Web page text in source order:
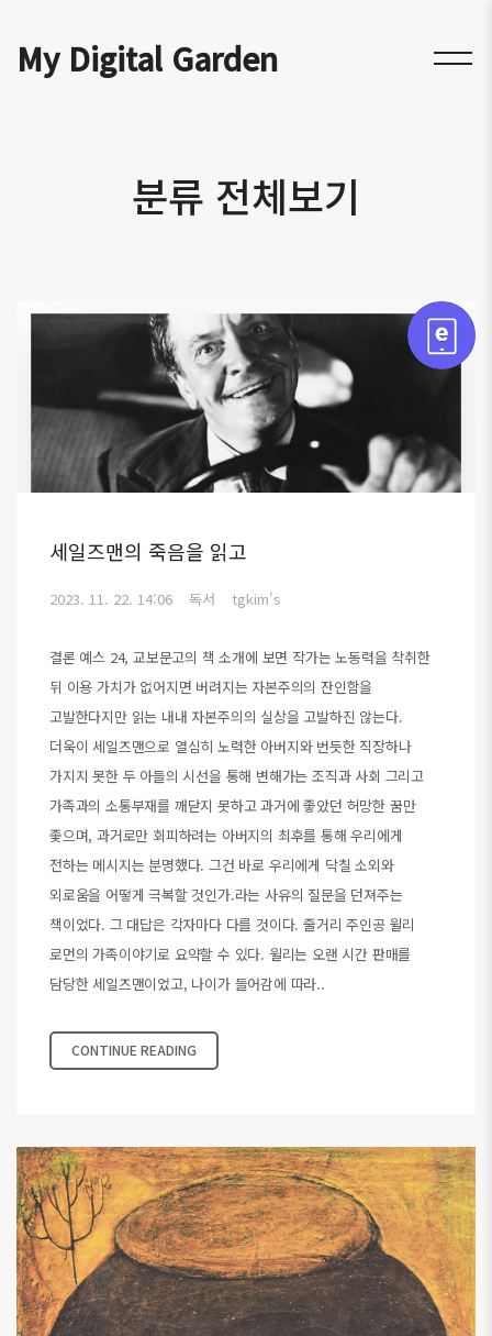
My Digital Garden
분류 전체보기
세일즈맨의 죽음을 읽고
2023. 11. 22. 14:06 독서 tgkim's
결론 예스 24, 교보문고의 책 소개에 보면 작가는 노동력을 착취한
뒤 이용 가치가 없어지면 버려지는 자본주의의 잔인함을
고발한다지만 읽는 내내 자본주의의 실상을 고발하진 않는다.
더욱이 세일즈맨으로 열심히 노력한 아버지와 번듯한 직장하나
가지지 못한 두 아들의 시선을 통해 변해가는 조직과 사회 그리고
가족과의 소통부재를 깨닫지 못하고 과거에 좋았던 허망한 꿈만
좇으며, 과거로만 회피하려는 아버지의 최후를 통해 우리에게
전하는 메시지는 분명했다. 그건 바로 우리에게 닥칠 소외와
외로움을 어떻게 극복할 것인가.라는 사유의 질문을 던져주는
책이었다. 그 대답은 각자마다 다를 것이다. 줄거리 주인공 윌리
로먼의 가족이야기로 요약할 수 있다. 윌리는 오랜 시간 판매를
담당한 세일즈맨이었고, 나이가 들어감에 따라..
CONTINUE READING